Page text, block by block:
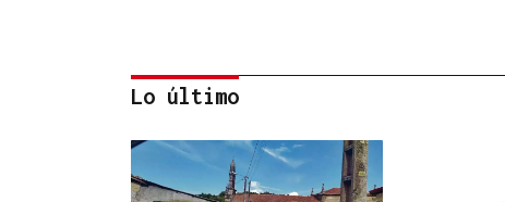
GUERRA DE UCRANIA
Lo último